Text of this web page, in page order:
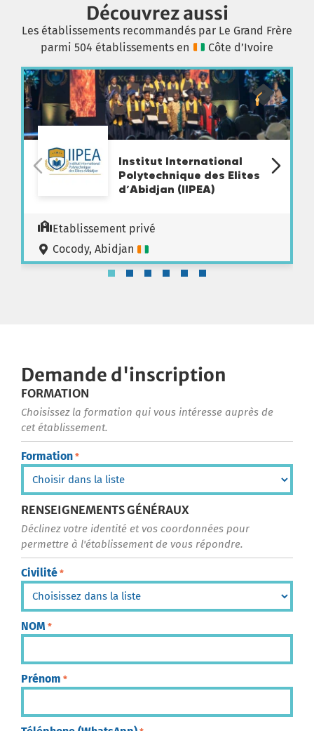
Découvrez aussi
Les établissements recommandés par Le Grand Frère
parmi 504 établissements en
Côte d’Ivoire
Institut International
Polytechnique des Elites
d’Abidjan (IIPEA)
Etablissement privé
Cocody, Abidjan
Demande d'inscription
FORMATION
Choisissez la formation qui vous intéresse auprès de
cet établissement.
Formation *
RENSEIGNEMENTS GÉNÉRAUX
Déclinez votre identité et vos coordonnées pour
permettre à l'établissement de vous répondre.
Civilité *
NOM *
Prénom *